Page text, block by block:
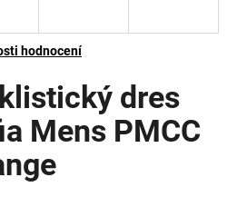
hodnocení
dres
Mens PMCC